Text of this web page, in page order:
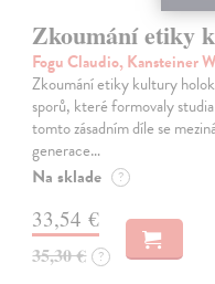
Zkoumání etiky
Fogu Claudio, Kansteiner
Zkoumání etiky kultury
sporů, které formovaly
tomto zásadním díle se
generace…
Na sklade ?
33,54 €
35,30 € ?